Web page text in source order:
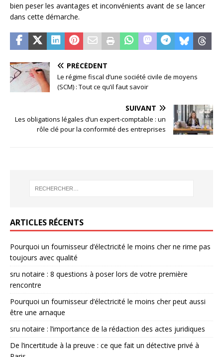
bien peser les avantages et inconvénients avant de se lancer
dans cette démarche.
PRÉCÉDENT
Le régime fiscal d’une société civile de moyens
(SCM) : Tout ce qu’il faut savoir
SUIVANT
Les obligations légales d’un expert-comptable : un
rôle clé pour la conformité des entreprises
ARTICLES RÉCENTS
Pourquoi un fournisseur d’électricité le moins cher ne rime pas
toujours avec qualité
sru notaire : 8 questions à poser lors de votre première
rencontre
Pourquoi un fournisseur d’électricité le moins cher peut aussi
être une arnaque
sru notaire : l’importance de la rédaction des actes juridiques
De l’incertitude à la preuve : ce que fait un détective privé à